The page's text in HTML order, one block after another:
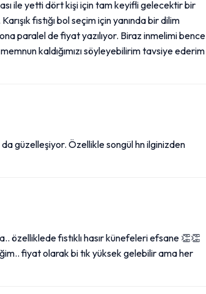
ile yetti dört kişi için tam keyifli gelecektir bir
fıstığı bol seçim için yanında bir dilim
paralel de fiyat yazılıyor. Biraz inmelimi bence
kaldığımızı söyleyebilirim tavsiye ederim
güzelleşiyor. Özellikle songül hn ilginizden
özelliklede fıstıklı hasır künefeleri efsane 👏👏
fiyat olarak bi tık yüksek gelebilir ama her